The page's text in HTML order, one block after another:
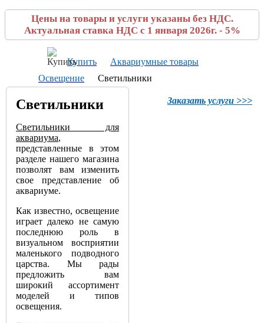
Цены на товары и услуги указаны без НДС.
Актуальная ставка НДС с 1 января 2026г. - 5%
Купить
Аквариумные товары
Освещение
Светильники
Заказать услуги >>>
Светильники
Светильники для
аквариума,
представленные в этом
разделе нашего магазина
позволят вам изменить
свое представление об
аквариуме.
Как известно, освещение
играет далеко не самую
последнюю роль в
визуальном восприятии
маленького подводного
царства. Мы рады
предложить вам
широкий ассортимент
моделей и типов
освещения.